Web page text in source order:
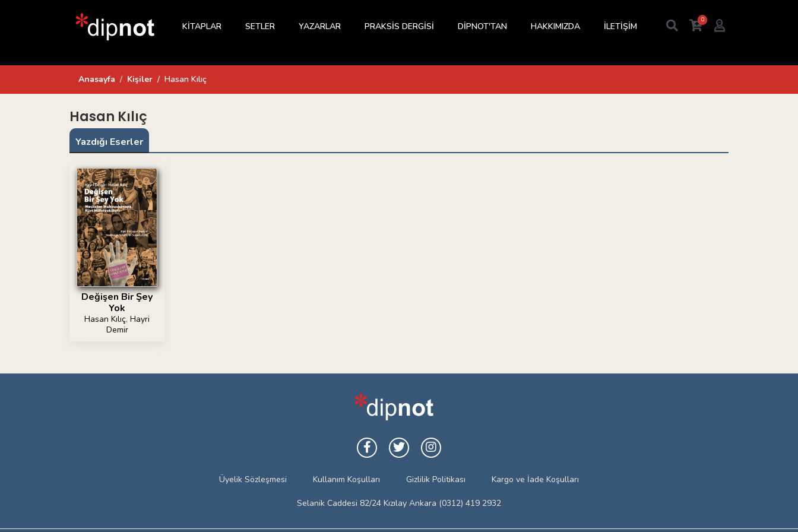
KİTAPLAR SETLER YAZARLAR PRAKSİS DERGİSİ DİPNOT'TAN HAKKIMIZDA İLETİŞİM
0
Anasayfa Kişiler Hasan Kılıç
Hasan Kılıç
Yazdığı Eserler
Değişen Bir Şey
Yok
Hasan Kılıç, Hayri
Demir
Üyelik Sözleşmesi Kullanım Koşulları Gizlilik Politikası Kargo ve İade Koşulları
Selanik Caddesi 82/24 Kızılay Ankara (0312) 419 2932